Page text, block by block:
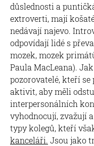
důslednosti a
extroverti, mají
nedávají najevo.
odpovídají lidé s
mozek, mozek
Paula MacLeana).
pozorovatelé, kteří
aktivit, aby měli
interpersonálních
vyhodnocují, zvažují
typy kolegů, kteří
kanceláři. Jsou jako